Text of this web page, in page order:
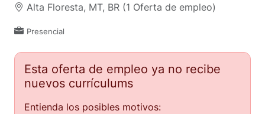
Alta Floresta, MT, BR (1 Oferta de empleo)
Presencial
Esta oferta de empleo ya no recibe
nuevos currículums
Entienda los posibles motivos: